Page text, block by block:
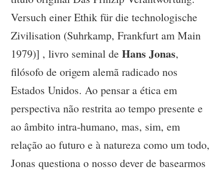
Versuch einer Ethik für die technologische
Zivilisation (Suhrkamp, Frankfurt am Main
1979)] , livro seminal deHans Jonas,
filósofo de origem alemã radicado nos
Estados Unidos. Ao pensar a ética em
perspectiva não restrita ao tempo presente e
ao âmbito intra-humano, mas, sim, em
relação ao futuro e à natureza como um todo,
Jonas questiona o nosso dever de basearmos